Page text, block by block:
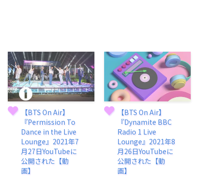
【BTS On Air】
『Permission To
Dance in the Live
Lounge』2021年7
月27日YouTubeに
公開された【動
画】
【BTS On Air】
『Dynamite BBC
Radio 1 Live
Lounge』2021年8
月26日YouTubeに
公開された【動
画】